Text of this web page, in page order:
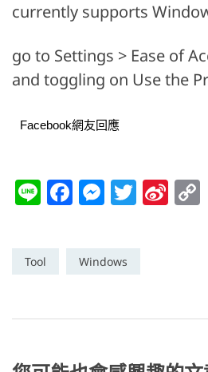
currently supports
go to Settings > Ease of
and toggling on Use the
Facebook網友回應
Li
e
F
c
e
o
M
ss
e
g
T
itt
er
Si
b
Tool Windows